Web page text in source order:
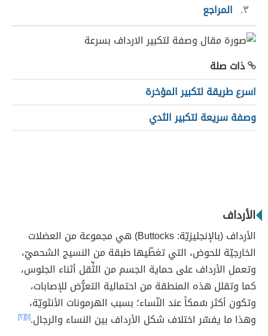
٣
المراجع
ذات صلة
اسرع طريقة لتكبير المؤخرة
وصفة سريعة لتكبير الثدي
الأرداف
الأرداف (بالإنجليزيّة: Buttocks) هي مجموعة من العضلات
الخارجيّة للحوض، التي تغطّيها طبقة من النسيج الشحميّ،
وتعمل الأرداف على حماية الجسم من الثِّقل أثناء الجلوس،
كما وتقلل هذه المنطقة من احتمالية التعرُّض للإصابات،
وتكون أكثر سُمكاً عند النّساء؛ بسبب الهرمونات الأنثويّة،
وهذا ما يفسّر اختلاف شكل الأرداف بين النساء والرجال.[١] [٢]